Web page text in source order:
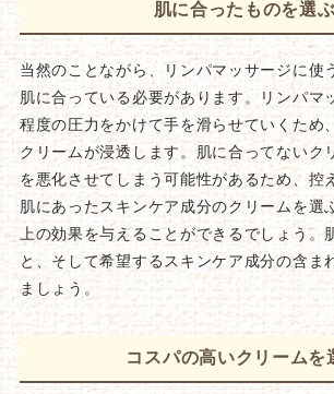
肌に合ったものを選ぶ
当然のことながら、リンパマッサージに使
肌に合っている必要があります。リンパマ
程度の圧力をかけて手を滑らせていくため
クリームが浸透します。肌に合ってないク
を悪化させてしまう可能性があるため、控
肌にあったスキンケア成分のクリームを選
上の効果を与えることができるでしょう。
と、そして希望するスキンケア成分の含ま
ましょう。
コスパの高いクリームを